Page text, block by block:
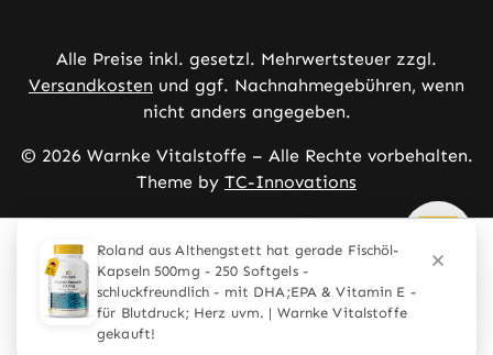
Alle Preise inkl. gesetzl. Mehrwertsteuer zzgl.
Versandkosten und ggf. Nachnahmegebühren, wenn
nicht anders angegeben.
© 2026 Warnke Vitalstoffe – Alle Rechte vorbehalten.
Theme by TC-Innovations
Diese Website verwendet Cookies, um eine bestmögliche
Erfahrung bieten zu können.Mehr Informationen ...
Nur technisch notwendige
Konfigurieren